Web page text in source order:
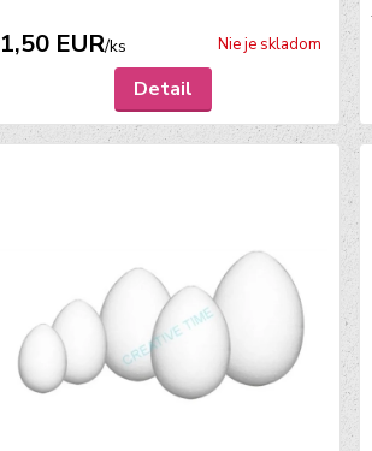
1,50 EUR/ks Nie je skladom
Detail